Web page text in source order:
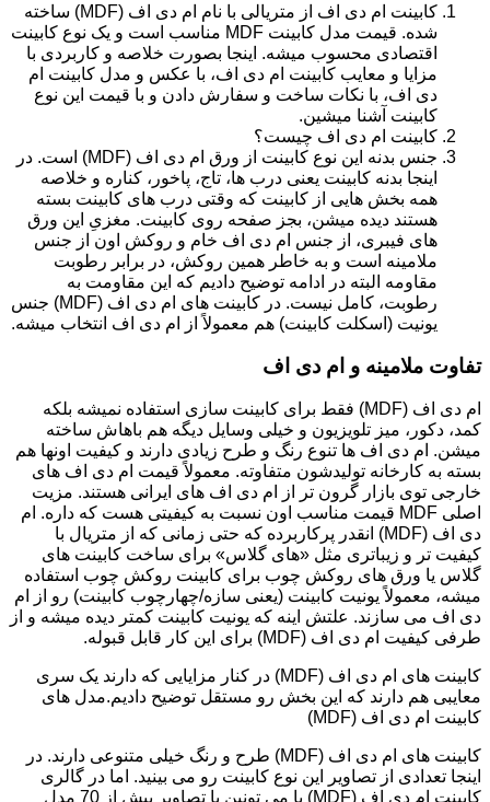
کابینت ام دی اف از متریالی با نام ام دی اف (MDF) ساخته
شده. قیمت مدل کابینت MDF مناسب است و یک نوع کابینت
اقتصادی محسوب میشه. اینجا بصورت خلاصه و کاربردی با
مزایا و معایب کابینت ام دی اف، با عکس و مدل کابینت ام
دی اف، با نکات ساخت و سفارش دادن و با قیمت این نوع
کابینت آشنا میشین.
کابینت ام دی اف چیست؟
جنس بدنه این نوع کابینت از ورق ام دی اف (MDF) است. در
اینجا بدنه کابینت یعنی درب ها، تاج، پاخور، کناره و خلاصه
همه بخش هایی از کابینت که وقتی درب های کابینت بسته
هستند دیده میشن، بجز صفحه روی کابینت. مغزیِ این ورق
های فیبری، از جنس ام دی اف خام و روکش اون از جنس
ملامینه است و به خاطر همین روکش، در برابر رطوبت
مقاومه البته در ادامه توضیح دادیم که این مقاومت به
رطوبت، کامل نیست. در کابینت های ام دی اف (MDF) جنس
یونیت (اسکلت کابینت) هم معمولاً از ام دی اف انتخاب میشه.
تفاوت ملامینه و ام دی اف
ام دی اف (MDF) فقط برای کابینت سازی استفاده نمیشه بلکه
کمد، دکور، میز تلویزیون و خیلی وسایل دیگه هم باهاش ساخته
میشن. ام دی اف ها تنوع رنگ و طرح زیادی دارند و کیفیت اونها هم
بسته به کارخانه تولیدشون متفاوته. معمولاً قیمت ام دی اف های
خارجی توی بازار گرون تر از ام دی اف های ایرانی هستند. مزیت
اصلی MDF قیمت مناسب اون نسبت به کیفیتی هست که داره. ام
دی اف (MDF) انقدر پرکاربرده که حتی زمانی که از متریال با
کیفیت تر و زیباتری مثل «های گلاس» برای ساخت کابینت های
گلاس یا ورق های روکش چوب برای کابینت روکش چوب استفاده
میشه، معمولاً یونیت کابینت (یعنی سازه/چهارچوب کابینت) رو از ام
دی اف می سازند. علتش اینه که یونیت کابینت کمتر دیده میشه و از
طرفی کیفیت ام دی اف (MDF) برای این کار قابل قبوله.
کابینت های ام دی اف (MDF) در کنار مزایایی که دارند یک سری
معایبی هم دارند که این بخش رو مستقل توضیح دادیم.مدل های
کابینت ام دی اف (MDF)
کابینت های ام دی اف (MDF) طرح و رنگ خیلی متنوعی دارند. در
اینجا تعدادی از تصاویر این نوع کابینت رو می بینید. اما در گالری
کابینت ام دی اف (MDF) با می تونین با تصاویر بیش از 70 مدل